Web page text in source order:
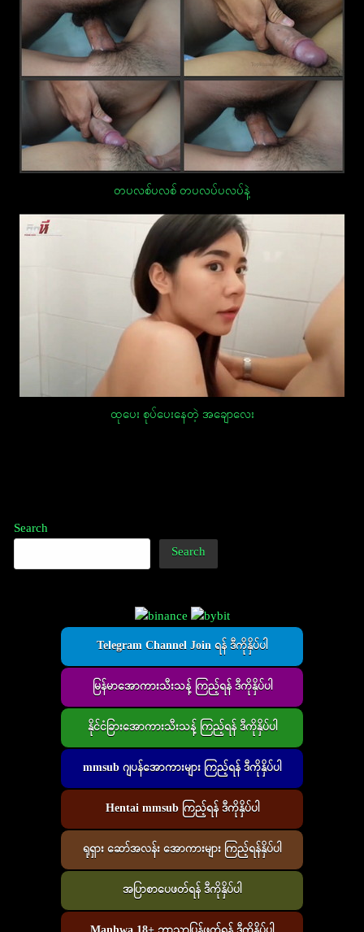
တပလစ်ပလစ် တပလပ်ပလပ်နဲ့
ထုပေး စုပ်ပေးနေတဲ့ အချောလေး
Search
Search
Telegram Channel Join ရန် ဒီကိုနှိပ်ပါ
မြန်မာအောကားသီးသန့် ကြည့်ရန် ဒီကိုနှိပ်ပါ
နိုင်ငံခြားအောကားသီးသန့် ကြည့်ရန် ဒီကိုနှိပ်ပါ
mmsub ဂျပန်အောကားများ ကြည့်ရန် ဒီကိုနှိပ်ပါ
Hentai mmsub ကြည့်ရန် ဒီကိုနှိပ်ပါ
ရုရှား ဆော်အလန်း အောကားများ ကြည့်ရန်နှိပ်ပါ
အပြာစာပေဖတ်ရန် ဒီကိုနှိပ်ပါ